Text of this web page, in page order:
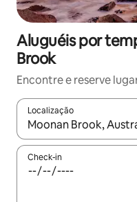
Aluguéis por
Brook
Encontre e reserve
Localização
Quando os resultados
Check-in